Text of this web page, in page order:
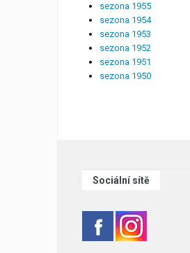
sezona 1955
sezona 1954
sezona 1953
sezona 1952
sezona 1951
sezona 1950
Sociální sítě